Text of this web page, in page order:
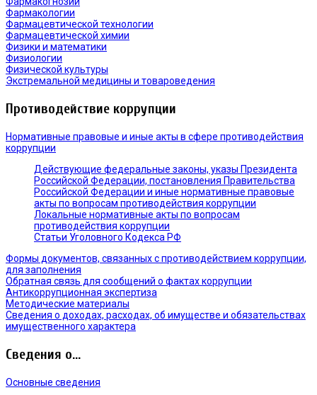
Фармакологии
Фармацевтической технологии
Фармацевтической химии
Физики и математики
Физиологии
Физической культуры
Экстремальной медицины и товароведения
Противодействие коррупции
Нормативные правовые и иные акты в сфере противодействия
коррупции
Действующие федеральные законы, указы Президента
Российской Федерации, постановления Правительства
Российской Федерации и иные нормативные правовые
акты по вопросам противодействия коррупции
Локальные нормативные акты по вопросам
противодействия коррупции
Статьи Уголовного Кодекса РФ
Формы документов, связанных с противодействием коррупции,
для заполнения
Обратная связь для сообщений о фактах коррупции
Антикоррупционная экспертиза
Методические материалы
Сведения о доходах, расходах, об имуществе и обязательствах
имущественного характера
Сведения о...
Основные сведения